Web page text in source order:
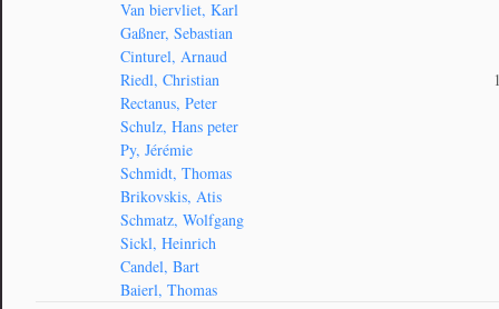
Van biervliet, Karl
Gaßner, Sebastian
Cinturel, Arnaud
Riedl, Christian
Rectanus, Peter
Schulz, Hans peter
Py, Jérémie
Schmidt, Thomas
Brikovskis, Atis
Schmatz, Wolfgang
Sickl, Heinrich
Candel, Bart
Baierl, Thomas